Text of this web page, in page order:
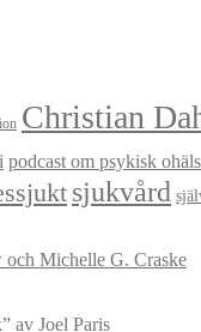
Christian
podcast om psykisk
sjukvård
och Michelle G. Craske
av Joel Paris